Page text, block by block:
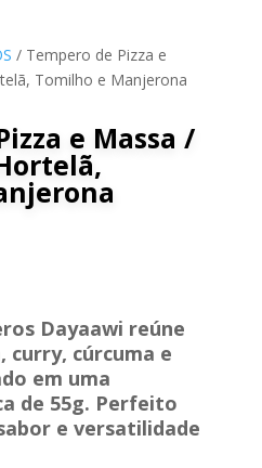
/ Tempero de Pizza e
Tomilho e Manjerona
e Massa /
Dayaawi reúne
curry, cúrcuma e
em uma
de 55g. Perfeito
e versatilidade